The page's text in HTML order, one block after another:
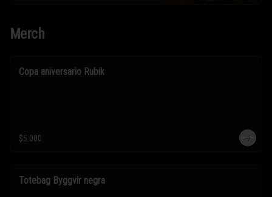
Merch
Copa aniversario Rubik
$5.000
Totebag Byggvir negra